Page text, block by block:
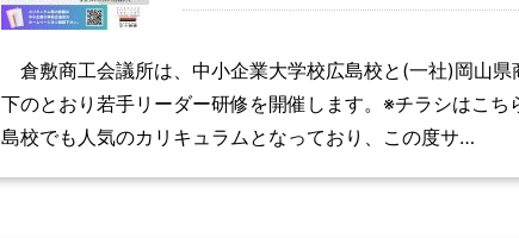
倉敷商工会議所は、中小企業大学校広島校と(一社)岡山県
下のとおり若手リーダー研修を開催します。※チラシはこ
島校でも人気のカリキュラムとなっており、この度サ…